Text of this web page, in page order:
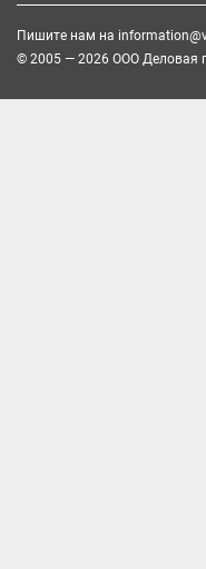
Пишите нам на
© 2005 — 2026 ООО Деловая